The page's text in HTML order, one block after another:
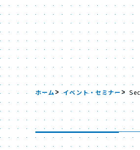
ホーム イベント・セミナー